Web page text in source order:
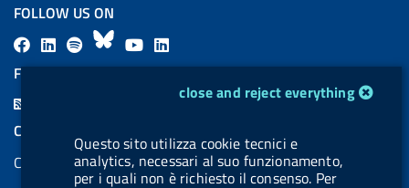
cookie management moduleclose and reject everything
Questo sito utilizza cookie tecnici e
analytics, necessari al suo funzionamento,
per i quali non è richiesto il consenso. Per
FOLLOW US ON
F
a
L
i
a
l
.
B
l
s
k
Y
o
u
b
i
e
d
FEED RSS
COOKIES
Cookie management